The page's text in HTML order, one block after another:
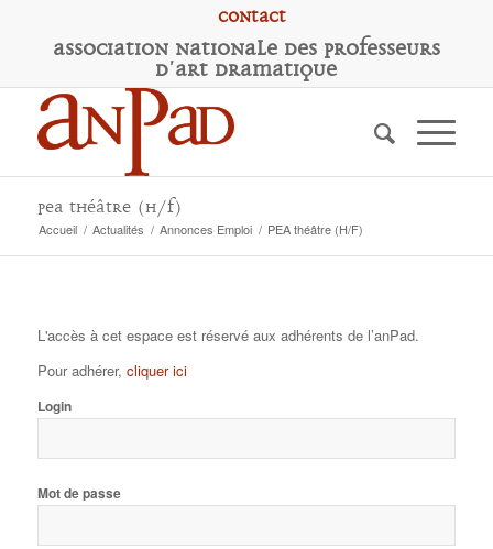
Contact
Association Nationale des Professeurs
d'Art Dramatique
PEA théâtre (H/F)
Accueil / Actualités / Annonces Emploi / PEA théâtre (H/F)
L'accès à cet espace est réservé aux adhérents de l’anPad.
Pour adhérer, cliquer ici
Login
Mot de passe